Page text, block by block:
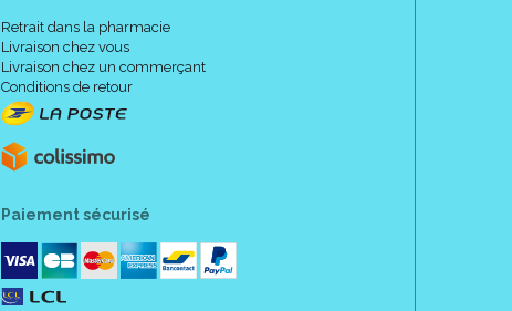
Retrait dans la pharmacie
Livraison chez vous
Livraison chez un commerçant
Conditions de retour
Paiement sécurisé